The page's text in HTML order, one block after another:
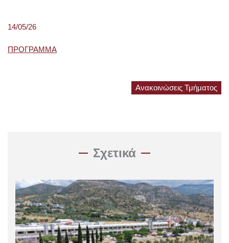
14/05/26
ΠΡΟΓΡΑΜΜΑ
Ανακοινώσεις Τμήματος
Σχετικά